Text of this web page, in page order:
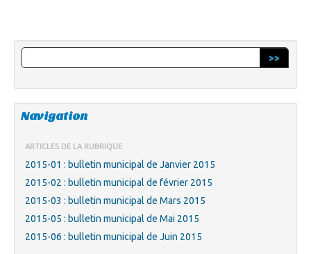
>>
Navigation
ARTICLES DE LA RUBRIQUE
2015-01 : bulletin municipal de Janvier 2015
2015-02 : bulletin municipal de février 2015
2015-03 : bulletin municipal de Mars 2015
2015-05 : bulletin municipal de Mai 2015
2015-06 : bulletin municipal de Juin 2015